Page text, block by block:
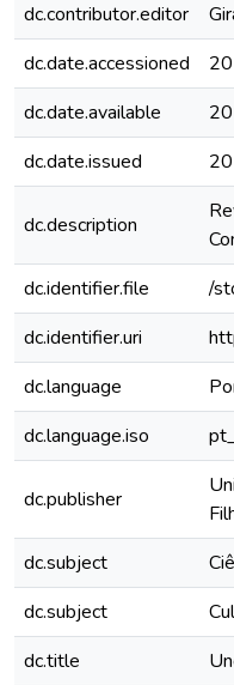
dc.contributor.editor
dc.date.accessioned
dc.date.available
dc.date.issued
dc.description
dc.identifier.file
/
dc.identifier.uri
dc.language
dc.language.iso
dc.publisher
dc.subject
dc.subject
dc.title